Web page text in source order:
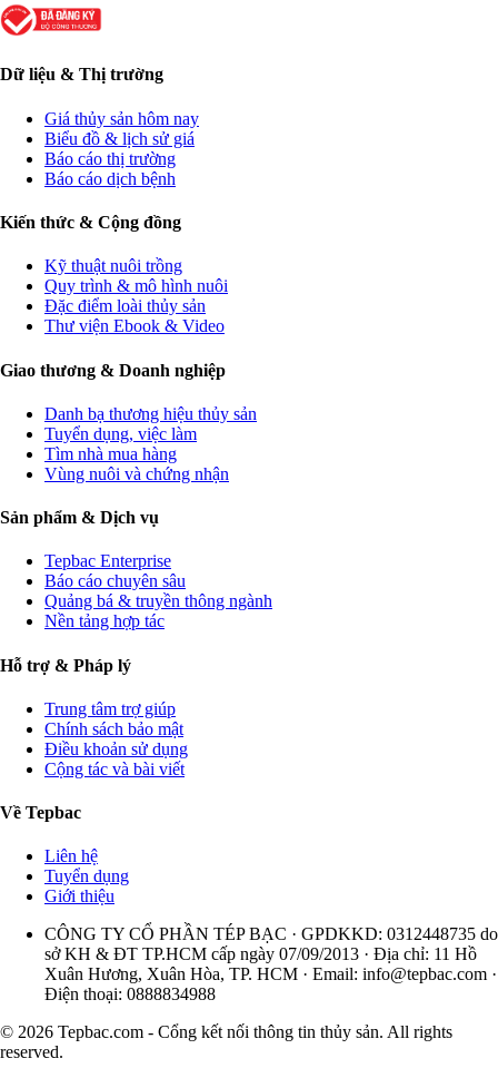
Dữ liệu & Thị trường
Giá thủy sản hôm nay
Biểu đồ & lịch sử giá
Báo cáo thị trường
Báo cáo dịch bệnh
Kiến thức & Cộng đồng
Kỹ thuật nuôi trồng
Quy trình & mô hình nuôi
Đặc điểm loài thủy sản
Thư viện Ebook & Video
Giao thương & Doanh nghiệp
Danh bạ thương hiệu thủy sản
Tuyển dụng, việc làm
Tìm nhà mua hàng
Vùng nuôi và chứng nhận
Sản phẩm & Dịch vụ
Tepbac Enterprise
Báo cáo chuyên sâu
Quảng bá & truyền thông ngành
Nền tảng hợp tác
Hỗ trợ & Pháp lý
Trung tâm trợ giúp
Chính sách bảo mật
Điều khoản sử dụng
Cộng tác và bài viết
Về Tepbac
Liên hệ
Tuyển dụng
Giới thiệu
CÔNG TY CỔ PHẦN TÉP BẠC · GPDKKD: 0312448735 do
sở KH & ĐT TP.HCM cấp ngày 07/09/2013 · Địa chỉ: 11 Hồ
Xuân Hương, Xuân Hòa, TP. HCM · Email: info@tepbac.com ·
Điện thoại: 0888834988
© 2026 Tepbac.com - Cổng kết nối thông tin thủy sản. All rights
reserved.